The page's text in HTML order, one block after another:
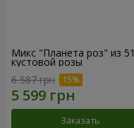
Микс "Планета роз" из 51
кустовой розы
6 587 грн
Заказать